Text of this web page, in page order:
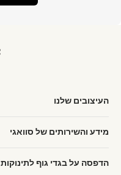
העיצובים שלנו
מידע והשירותים של סוואגי
הדפסה על בגדי גוף לתינוקות